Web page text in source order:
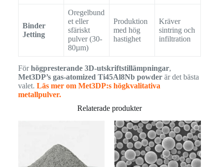
Binder
Jetting
Oregelbund
et eller
sfäriskt
pulver (30-
80µm)
Produktion
med hög
hastighet
Kräver
sintring och
infiltration
Förhögpresterande 3D-utskriftstillämpningar,
Met3DP’s gas-atomized Ti45Al8Nb powderär det bästa
valet. Läs mer om Met3DP:s högkvalitativa
metallpulver.
Relaterade produkter